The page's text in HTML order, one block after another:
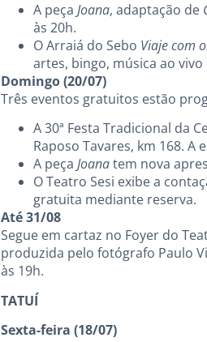
A peça Joana, adaptação de
às 20h.
O Arraiá do Sebo Viaje com
artes, bingo, música ao
Domingo (20/07)
Três eventos gratuitos estão
A 30ª Festa Tradicional da
Raposo Tavares, km 168.
A peça Joanatem nova
O Teatro Sesi exibe a
gratuita mediante reserva.
Até 31/08
Segue em cartaz no Foyer do
produzida pelo fotógrafo Paulo
às 19h.
TATUÍ
Sexta-feira (18/07)